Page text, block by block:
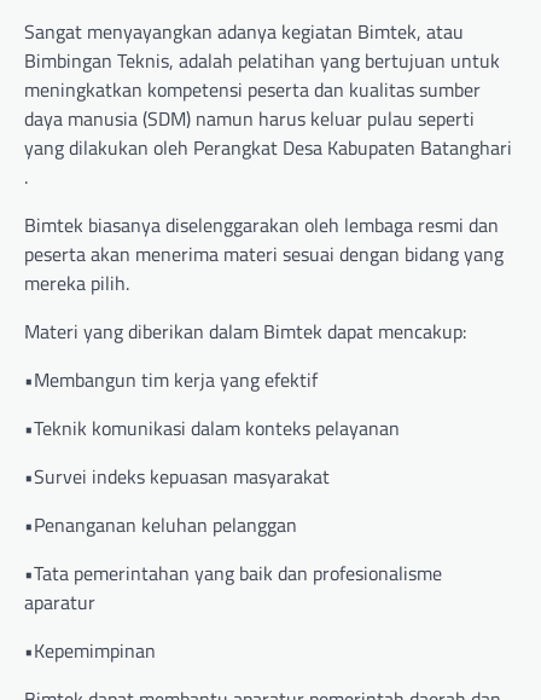
Sangat menyayangkan adanya kegiatan Bimtek, atau
Bimbingan Teknis, adalah pelatihan yang bertujuan untuk
meningkatkan kompetensi peserta dan kualitas sumber
daya manusia (SDM) namun harus keluar pulau seperti
yang dilakukan oleh Perangkat Desa Kabupaten Batanghari
.
Bimtek biasanya diselenggarakan oleh lembaga resmi dan
peserta akan menerima materi sesuai dengan bidang yang
mereka pilih.
Materi yang diberikan dalam Bimtek dapat mencakup:
•Membangun tim kerja yang efektif
•Teknik komunikasi dalam konteks pelayanan
•Survei indeks kepuasan masyarakat
•Penanganan keluhan pelanggan
•Tata pemerintahan yang baik dan profesionalisme
aparatur
•Kepemimpinan